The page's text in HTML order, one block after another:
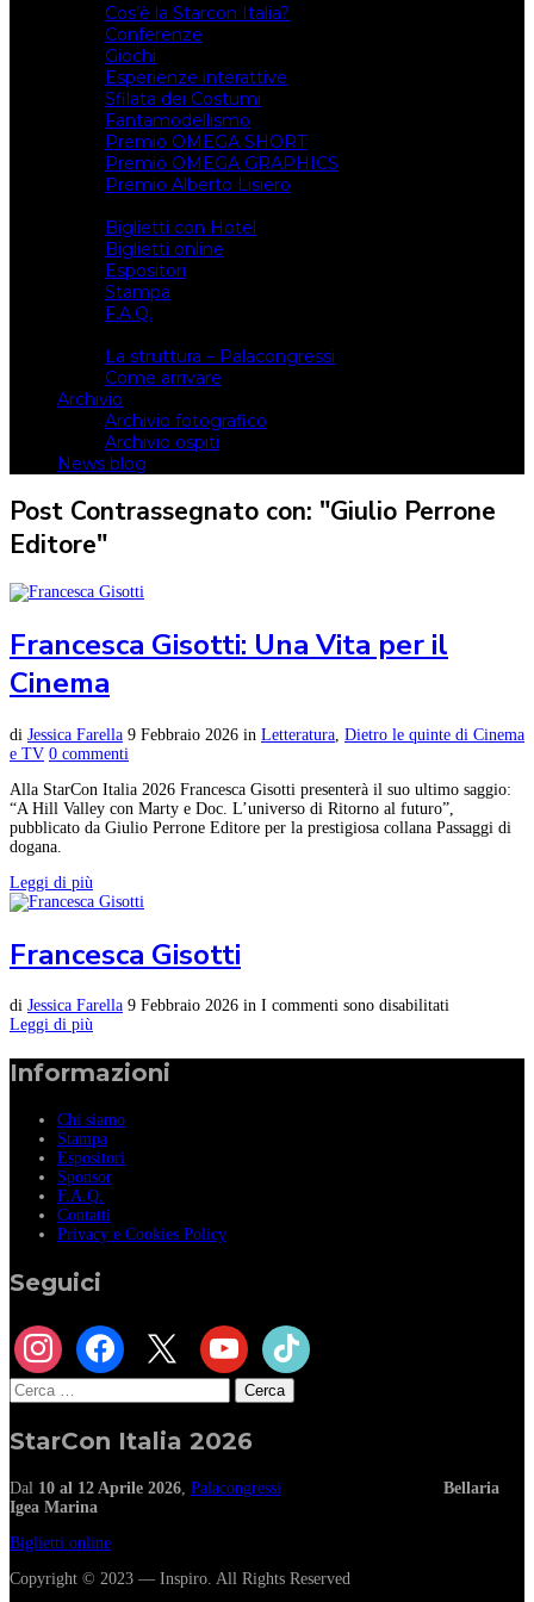
Cos’è la Starcon Italia?
Conferenze
Giochi
Esperienze interattive
Sfilata dei Costumi
Fantamodellismo
Premio OMEGA SHORT
Premio OMEGA GRAPHICS
Premio Alberto Lisiero
Biglietti con Hotel
Biglietti online
Espositori
Stampa
F.A.Q.
La struttura – Palacongressi
Come arrivare
Archivio
Archivio fotografico
Archivio ospiti
News blog
Post Contrassegnato con: "Giulio Perrone
Editore"
Francesca Gisotti: Una Vita per il
Cinema
di Jessica Farella 9 Febbraio 2026 in Letteratura Dietro le quinte di Cinema
e TV 0 commenti
Alla StarCon Italia 2026 Francesca Gisotti presenterà il suo ultimo saggio:
“A Hill Valley con Marty e Doc. L’universo di Ritorno al futuro”,
pubblicato da Giulio Perrone Editore per la prestigiosa collana Passaggi di
dogana.
Leggi di più
Francesca Gisotti
di Jessica Farella 9 Febbraio 2026 in I commenti sono disabilitati
Leggi di più
Informazioni
Chi siamo
Stampa
Espositori
Sponsor
F.A.Q.
Contatti
Privacy e Cookies Policy
Seguici
instagram facebook youtube tiktok
Ricerca
per:
StarCon Italia 2026
Dal 10 al 12 Aprile 2026, Palacongressi
Bellaria
Igea Marina
Biglietti online
Copyright © 2023 — Inspiro. All Rights Reserved